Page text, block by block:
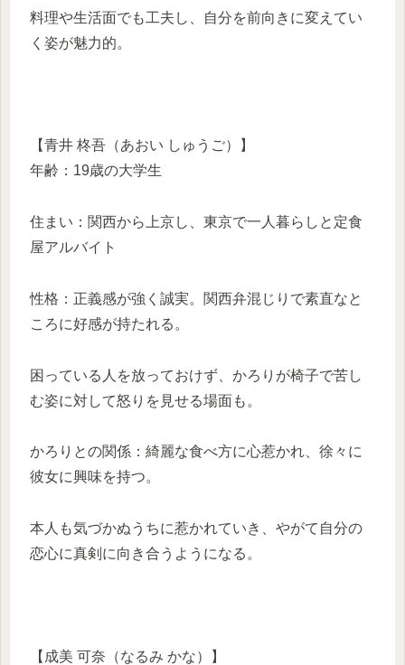
料理や生活面でも工夫し、自分を前向きに変えてい
く姿が魅力的。
【青井 柊吾（あおい しゅうご）】
年齢：19歳の大学生
住まい：関西から上京し、東京で一人暮らしと定食
屋アルバイト
性格：正義感が強く誠実。関西弁混じりで素直なと
ころに好感が持たれる。
困っている人を放っておけず、かろりが椅子で苦し
む姿に対して怒りを見せる場面も。
かろりとの関係：綺麗な食べ方に心惹かれ、徐々に
彼女に興味を持つ。
本人も気づかぬうちに惹かれていき、やがて自分の
恋心に真剣に向き合うようになる。
【成美 可奈（なるみ かな）】